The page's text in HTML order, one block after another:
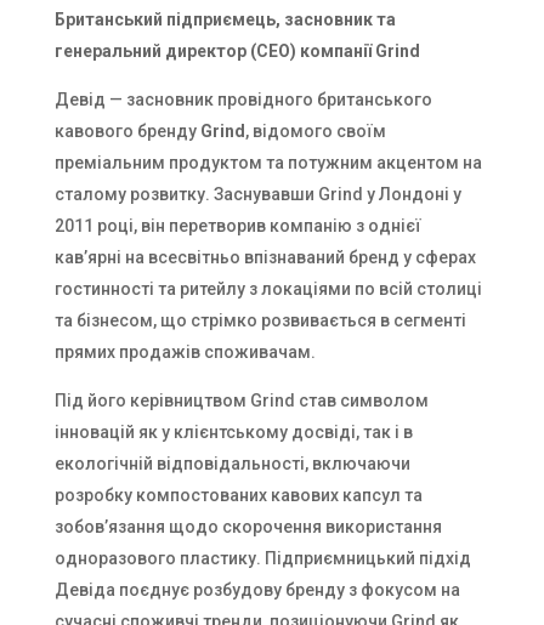
Британський підприємець, засновник та
генеральний директор (CEO) компанії Grind
Девід — засновник провідного британського
кавового бренду Grind, відомого своїм
преміальним продуктом та потужним акцентом на
сталому розвитку. Заснувавши Grind у Лондоні у
2011 році, він перетворив компанію з однієї
кав’ярні на всесвітньо впізнаваний бренд у сферах
гостинності та ритейлу з локаціями по всій столиці
та бізнесом, що стрімко розвивається в сегменті
прямих продажів споживачам.
Під його керівництвом Grind став символом
інновацій як у клієнтському досвіді, так і в
екологічній відповідальності, включаючи
розробку компостованих кавових капсул та
зобов’язання щодо скорочення використання
одноразового пластику. Підприємницький підхід
Девіда поєднує розбудову бренду з фокусом на
сучасні споживчі тренди, позиціонуючи Grind як